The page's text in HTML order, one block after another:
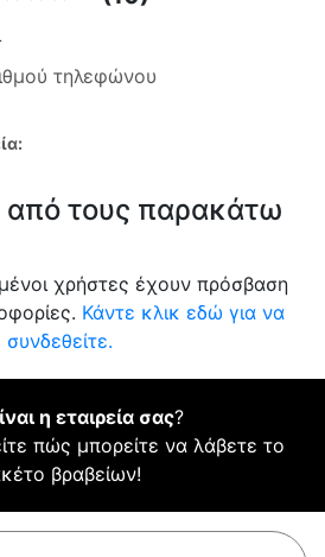
τηλεφώνου
από τους παρακάτω
χρήστες έχουν πρόσβαση
Κάντε κλικ εδώ για να
συνδεθείτε.
η εταιρεία σας?
πώς μπορείτε να λάβετε το
βραβείων!